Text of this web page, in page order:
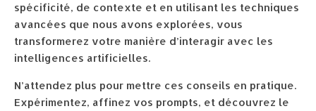
spécificité, de contexte et en utilisant les techniques
avancées que nous avons explorées, vous
transformerez votre manière d’interagir avec les
intelligences artificielles.
N’attendez plus pour mettre ces conseils en pratique.
Expérimentez, affinez vos prompts, et découvrez le